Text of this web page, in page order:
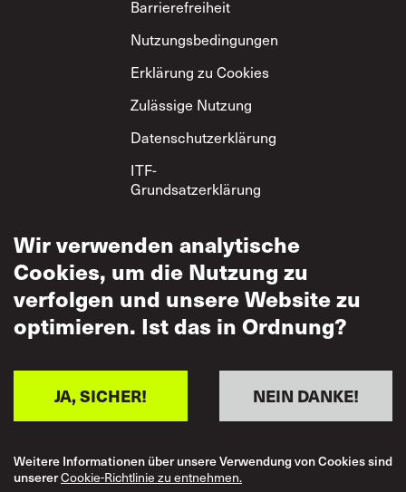
Footer
Barrierefreiheit
Nutzungsbedingungen
Erklärung zu Cookies
Zulässige Nutzung
Datenschutzerklärung
ITF-
Grundsatzerklärung
Wir verwenden analytische
Cookies, um die Nutzung zu
verfolgen und unsere Website zu
optimieren. Ist das in Ordnung?
NEIN DANKE!
JA, SICHER!
Weitere Informationen über unsere Verwendung von Cookies sind
unsererCookie-Richtlinie zu entnehmen.